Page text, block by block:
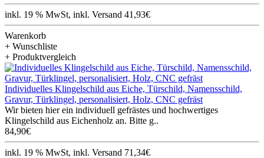
inkl. 19 % MwSt, inkl. Versand 41,93€
Warenkorb
+ Wunschliste
+ Produktvergleich
Individuelles Klingelschild aus Eiche, Türschild, Namensschild,
Gravur, Türklingel, personalisiert, Holz, CNC gefräst
Wir bieten hier ein individuell gefrästes und hochwertiges
Klingelschild aus Eichenholz an. Bitte g..
84,90€
inkl. 19 % MwSt, inkl. Versand 71,34€